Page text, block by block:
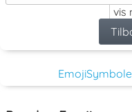
vis
Emoji